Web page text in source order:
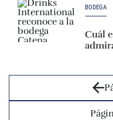
BODEGA
Cuál